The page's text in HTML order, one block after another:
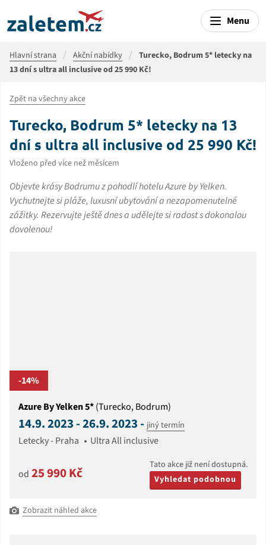
Menu
Hlavní strana Akční nabídky
Turecko, Bodrum 5* letecky na
13 dní s ultra all inclusive od 25 990 Kč!
Zpět na všechny akce
Turecko, Bodrum 5* letecky na 13
dní s ultra all inclusive od 25 990 Kč!
Vloženo před více než měsícem
Objevte krásy Bodrumu z pohodlí hotelu Azure by Yelken.
Vychutnejte si pláže, luxusní ubytování a nezapomenutelné
zážitky. Rezervujte ještě dnes a udělejte si radost s dokonalou
dovolenou!
-14%
Azure By Yelken 5*(Turecko, Bodrum)
14.9. 2023 - 26.9. 2023 - jiný termín
Letecky - Praha Ultra All inclusive
od 25 990 Kč
Tato akce již není dostupná.
Vyhledat podobnou
Zobrazit náhled akce